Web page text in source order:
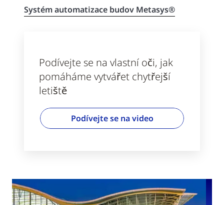
Systém automatizace budov Metasys®
Podívejte se na vlastní oči, jak
pomáháme vytvářet chytřejší
letiště
Podívejte se na video